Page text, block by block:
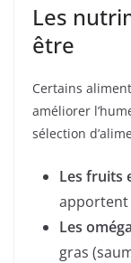
Les
être
Certains
améliorer
sélection
Les fruits
apportent
Les
gras